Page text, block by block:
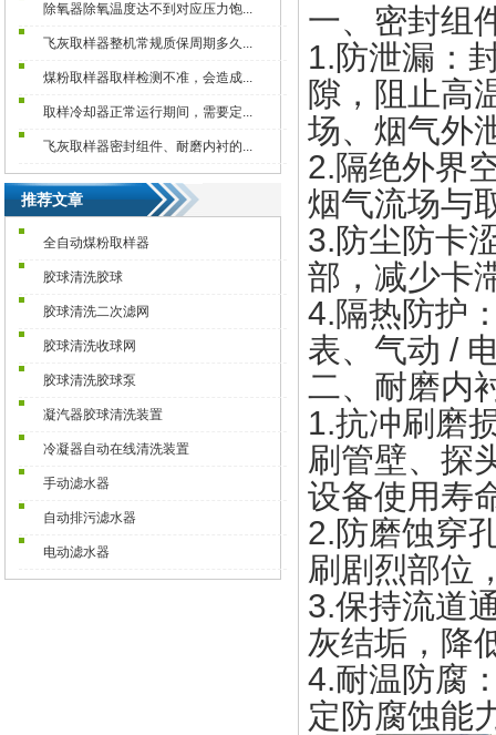
除氧器除氧温度达不到对应压力饱...
飞灰取样器整机常规质保周期多久...
煤粉取样器取样检测不准，会造成...
取样冷却器正常运行期间，需要定...
飞灰取样器密封组件、耐磨内衬的...
推荐文章
全自动煤粉取样器
胶球清洗胶球
胶球清洗二次滤网
胶球清洗收球网
胶球清洗胶球泵
凝汽器胶球清洗装置
冷凝器自动在线清洗装置
手动滤水器
自动排污滤水器
电动滤水器
一、密封组
1.防泄漏：
隙，阻止高
场、烟气外
2.隔绝外界
烟气流场与
3.防尘防卡
部，减少卡
4.隔热防护
表、气动 /
二、耐磨内
1.抗冲刷磨
刷管壁、探
设备使用寿
2.防磨蚀穿
刷剧烈部位
3.保持流道
灰结垢，降
4.耐温防腐
定防腐蚀能